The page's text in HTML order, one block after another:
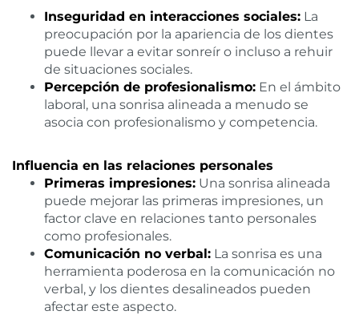
Inseguridad en interacciones sociales: La
preocupación por la apariencia de los dientes
puede llevar a evitar sonreír o incluso a rehuir
de situaciones sociales.
Percepción de profesionalismo: En el ámbito
laboral, una sonrisa alineada a menudo se
asocia con profesionalismo y competencia.
Influencia en las relaciones personales
Primeras impresiones: Una sonrisa alineada
puede mejorar las primeras impresiones, un
factor clave en relaciones tanto personales
como profesionales.
Comunicación no verbal: La sonrisa es una
herramienta poderosa en la comunicación no
verbal, y los dientes desalineados pueden
afectar este aspecto.